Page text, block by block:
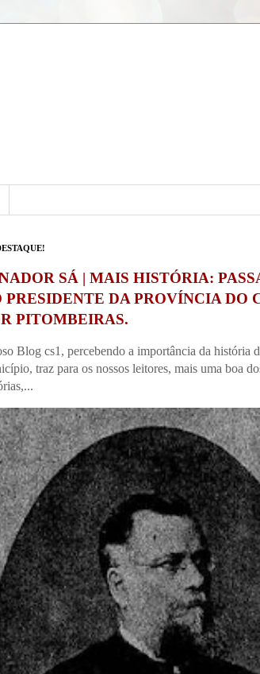
SÁ | MAIS HISTÓRIA:
PRESIDENTE DA PROVÍNCIA DO
PITOMBEIRAS.
Blog cs1, percebendo a importância da história
traz para os nossos leitores, mais uma boa